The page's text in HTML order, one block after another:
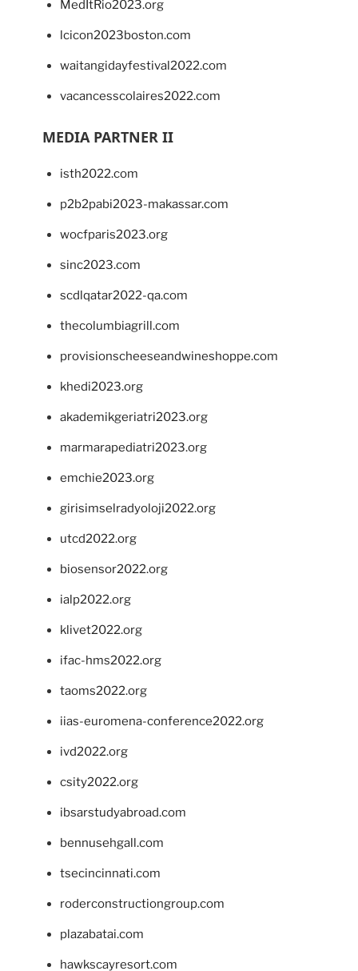
MedItRio2023.org
lcicon2023boston.com
waitangidayfestival2022.com
vacancesscolaires2022.com
MEDIA PARTNER II
isth2022.com
p2b2pabi2023-makassar.com
wocfparis2023.org
sinc2023.com
scdlqatar2022-qa.com
thecolumbiagrill.com
provisionscheeseandwineshoppe.com
khedi2023.org
akademikgeriatri2023.org
marmarapediatri2023.org
emchie2023.org
girisimselradyoloji2022.org
utcd2022.org
biosensor2022.org
ialp2022.org
klivet2022.org
ifac-hms2022.org
taoms2022.org
iias-euromena-conference2022.org
ivd2022.org
csity2022.org
ibsarstudyabroad.com
bennusehgall.com
tsecincinnati.com
roderconstructiongroup.com
plazabatai.com
hawkscayresort.com